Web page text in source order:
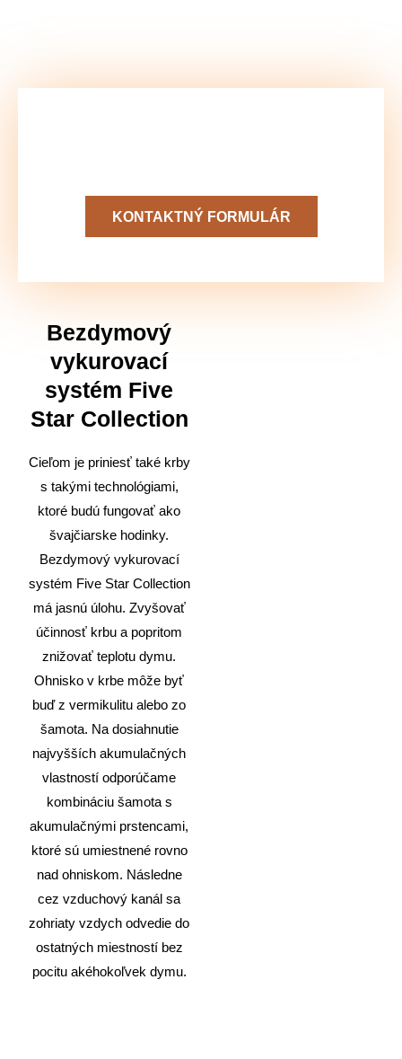
KONTAKTNÝ FORMULÁR
Bezdymový
vykurovací
systém Five
Star Collection
Cieľom je priniesť také krby
s takými technológiami,
ktoré budú fungovať ako
švajčiarske hodinky.
Bezdymový vykurovací
systém Five Star Collection
má jasnú úlohu. Zvyšovať
účinnosť krbu a popritom
znižovať teplotu dymu.
Ohnisko v krbe môže byť
buď z vermikulitu alebo zo
šamota. Na dosiahnutie
najvyšších akumulačných
vlastností odporúčame
kombináciu šamota s
akumulačnými prstencami,
ktoré sú umiestnené rovno
nad ohniskom. Následne
cez vzduchový kanál sa
zohriaty vzdych odvedie do
ostatných miestností bez
pocitu akéhokoľvek dymu.